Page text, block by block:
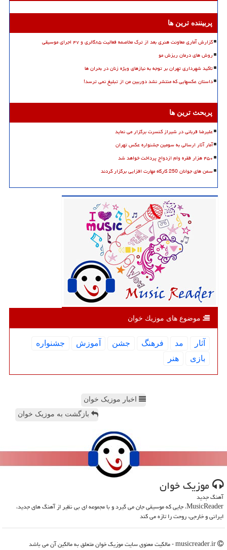
پربیننده ترین ها
گزارش آماری معاونت هنری بعد از ترک مخاصمه فعالیت ۸۵گالری و ۴۷ اجرای موسیقی
روش های درمان ریزش مو
تاکید شهرداری تهران بر توجه به نیازهای ویژه زنان در بحران ها
داستان عکسهایی که منتشر نشد دوربین من از تبلیغ نمی ترسد!
پربحث ترین ها
علیرضا قربانی در شیراز کنسرت برگزار می نماید
آمار آثار ارسالی به سومین جشنواره عکس تهران
۴۵۰ هزار فقره وام ازدواج پرداخت خواهد شد
سمن های جوانان 250 کارگاه مهارت افزایی برگزار کردند
موضوع های موزیك خوان
آثار مد فرهنگ جشن آموزش
جشنواره
بازی
هنر
اخبار موزیک خوان
بازگشت به موزیک خوان
موزیك خوان
آهنگ جدید
MusicReader، جایی که موسیقی جان می گیرد و با مجموعه ای بی نظیر از آهنگ های جدید،
ایرانی و خارجی، روحت را تازه می کند